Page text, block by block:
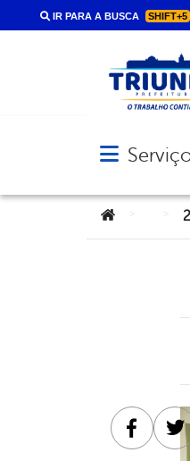
IR PARA A BUSCA SHIFT+5
Abrir menu
Você está